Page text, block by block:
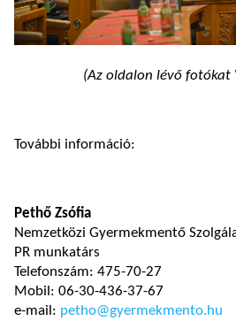
(Az oldalon lévő fotókat
További információ:
Pethő Zsófia
Nemzetközi Gyermekmentő
PR munkatárs
Telefonszám: 475-70-27
Mobil: 06-30-436-37-67
e-mail: petho@gyermekmento.hu